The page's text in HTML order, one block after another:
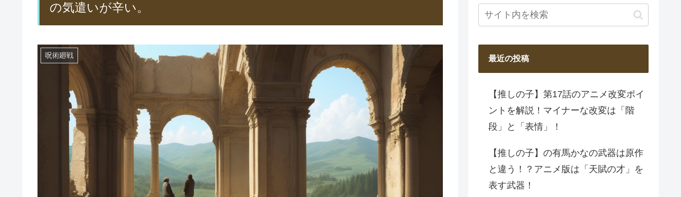
の気遣いが辛い。
呪術廻戦 最近の投稿
【推しの子】第17話のアニメ改変ポイ
ントを解説！マイナーな改変は「階
段」と「表情」！
【推しの子】の有馬かなの武器は原作
と違う！？アニメ版は「天賦の才」を
表す武器！